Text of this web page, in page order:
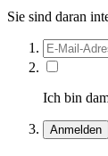
Sie sind daran
Ich bin